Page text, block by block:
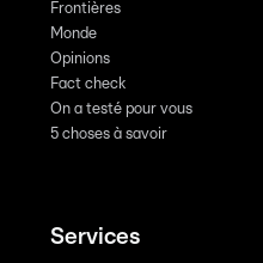
Frontières
Monde
Opinions
Fact check
On a testé pour vous
5 choses à savoir
Services